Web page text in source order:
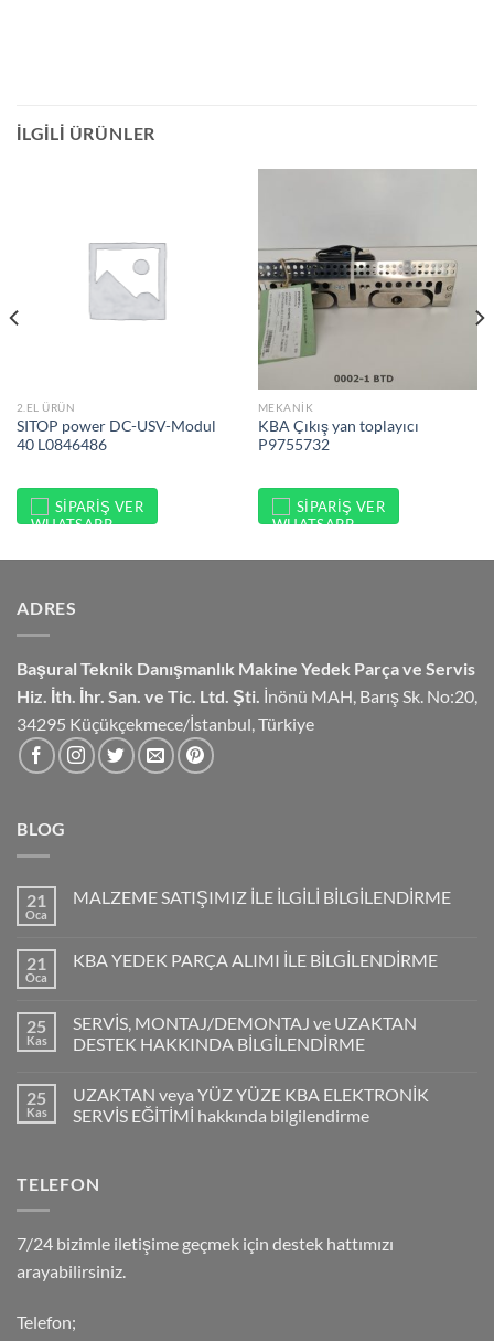
İLGILI ÜRÜNLER
2.EL ÜRÜN
SITOP power DC-USV-Modul
40 L0846486
SIPARIŞ VER
MEKANIK
KBA Çıkış yan toplayıcı
P9755732
SIPARIŞ VER
ADRES
Başural Teknik Danışmanlık Makine Yedek Parça ve Servis
Hiz. İth. İhr. San. ve Tic. Ltd. Şti. İnönü MAH, Barış Sk. No:20,
34295 Küçükçekmece/İstanbul, Türkiye
BLOG
21
Oca
MALZEME SATIŞIMIZ İLE İLGİLİ BİLGİLENDİRME
21
Oca
KBA YEDEK PARÇA ALIMI İLE BİLGİLENDİRME
25
Kas
SERVİS, MONTAJ/DEMONTAJ ve UZAKTAN
DESTEK HAKKINDA BİLGİLENDİRME
25
Kas
UZAKTAN veya YÜZ YÜZE KBA ELEKTRONİK
SERVİS EĞİTİMİ hakkında bilgilendirme
TELEFON
7/24 bizimle iletişime geçmek için destek hattımızı
arayabilirsiniz.
Telefon;